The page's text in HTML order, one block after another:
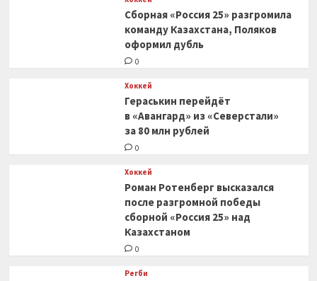
Сборная «Россия 25» разгромила
команду Казахстана, Поляков
оформил дубль
0
Хоккей
Гераськин перейдёт
в «Авангард» из «Северстали»
за 80 млн рублей
0
Хоккей
Роман Ротенберг высказался
после разгромной победы
сборной «Россия 25» над
Казахстаном
0
Регби